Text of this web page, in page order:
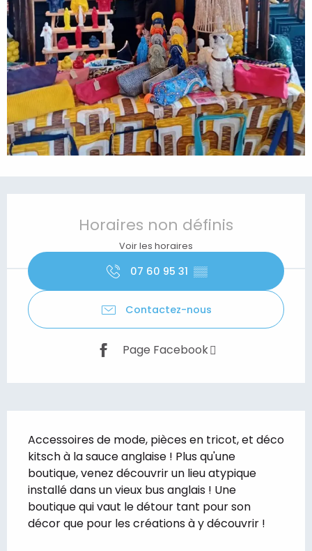
Horaires non définis
Voir les horaires
07 60 95 31 ▒▒
Contactez-nous
Page Facebook
Accessoires de mode, pièces en tricot, et déco
kitsch à la sauce anglaise ! Plus qu'une
boutique, venez découvrir un lieu atypique
installé dans un vieux bus anglais ! Une
boutique qui vaut le détour tant pour son
décor que pour les créations à y découvrir !